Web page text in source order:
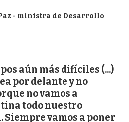
- ministra de Desarrollo
aún más difíciles (...)
por delante y no
no vamos a
todo nuestro
vamos a poner